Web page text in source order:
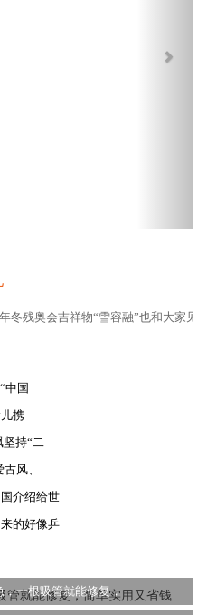
冬残奥会吉祥物“雪容融”也和大家见
中国
携
持“二
风、
介绍给世
的好像乒
一根吸管就能修复，